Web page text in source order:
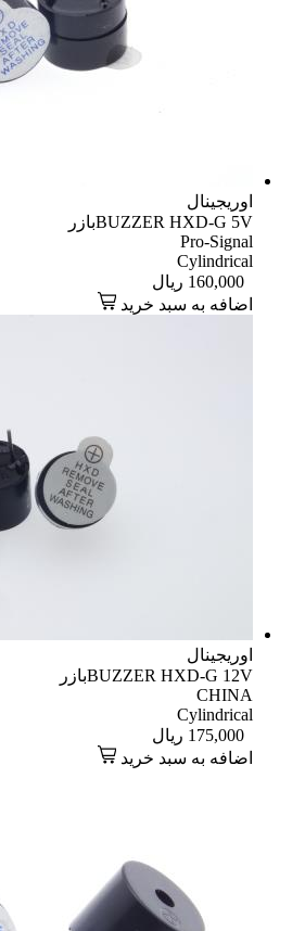
اوریجینال
BUZZER HXD-G 5Vبازر
Pro-Signal
Cylindrical
160,000 ریال
اضافه به سبد خرید
اوریجینال
BUZZER HXD-G 12Vبازر
CHINA
Cylindrical
175,000 ریال
اضافه به سبد خرید